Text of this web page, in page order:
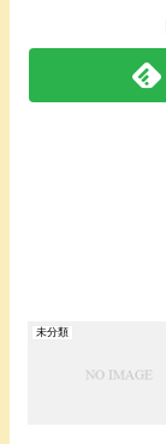
未分類